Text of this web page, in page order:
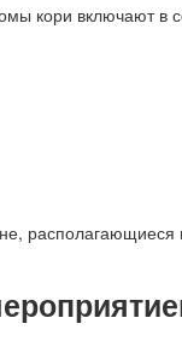
кори включают в
располагающиеся